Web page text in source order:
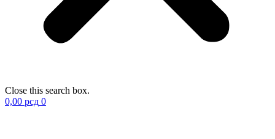
Close this search box.
0,00 рсд 0